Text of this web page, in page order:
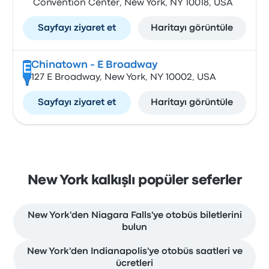
Convention Center, New York, NY 10018, USA
Sayfayı ziyaret et Haritayı görüntüle
EChinatown - E Broadway
127 E Broadway, New York, NY 10002, USA
Sayfayı ziyaret et Haritayı görüntüle
New York kalkışlı popüler seferler
New York'den Niagara Falls'ye otobüs biletlerini
bulun
New York'den Indianapolis'ye otobüs saatleri ve
ücretleri